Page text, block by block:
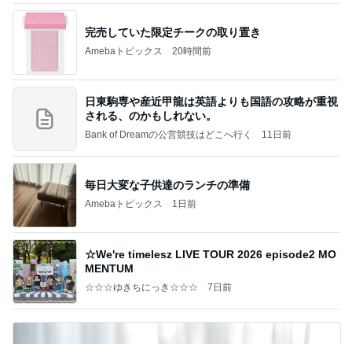
完売していた限定チークの取り置き
Amebaトピックス 20時間前
日東駒専や産近甲龍は英語よりも国語の攻略が重視
される、のかもしれない。
Bank of Dreamの公営競技はどこへ行く 11日前
毎日大変な子供達のランチの準備
Amebaトピックス 1日前
☆We're timelesz LIVE TOUR 2026 episode2 MO
MENTUM
☆☆☆ゆきちにっき☆☆☆ 7日前